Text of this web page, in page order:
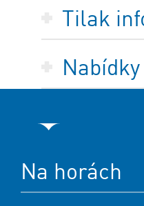
Tilak
Na horách